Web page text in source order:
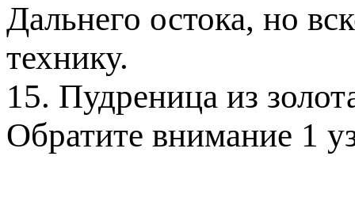
Дальнего остока, но
технику.
15. Пудреница из
Обратите внимание 1